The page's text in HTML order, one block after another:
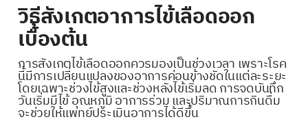
วิธีสังเกตอาการไข้เลือดออก
เบื้องต้น
การสังเกตไข้เลือดออกควรมองเป็นช่วงเวลา เพราะโรค
นี้มีการเปลี่ยนแปลงของอาการค่อนข้างชัดในแต่ละระยะ
โดยเฉพาะช่วงไข้สูงและช่วงหลังไข้เริ่มลด การจดบันทึก
วันเริ่มมีไข้ อุณหภูมิ อาการร่วม และปริมาณการกินดื่ม
จะช่วยให้แพทย์ประเมินอาการได้ดีขึ้น